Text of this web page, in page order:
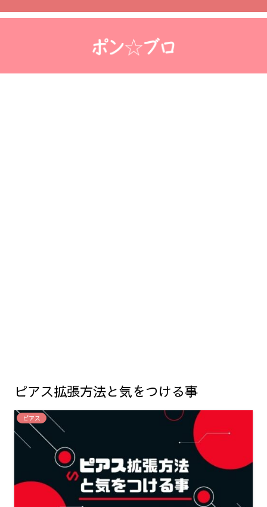
ピアス拡張方法と気をつける事
ピアス